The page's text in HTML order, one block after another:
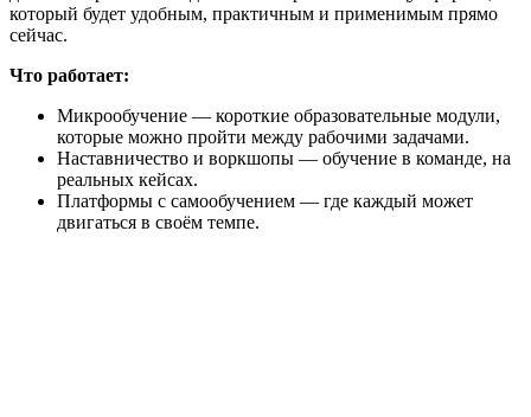
который будет удобным, практичным и применимым прямо
сейчас.
Что работает:
Микрообучение — короткие образовательные модули,
которые можно пройти между рабочими задачами.
Наставничество и воркшопы — обучение в команде, на
реальных кейсах.
Платформы с самообучением — где каждый может
двигаться в своём темпе.